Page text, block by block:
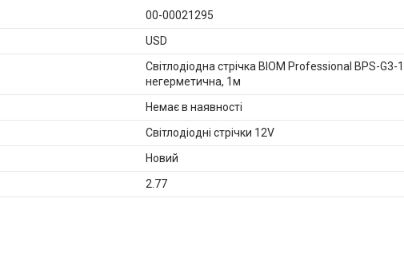
00-00021295
USD
Світлодіодна стрічка BIOM Professional BPS-G3-
негерметична, 1м
Немає в наявності
Світлодіодні стрічки 12V
Новий
2.77